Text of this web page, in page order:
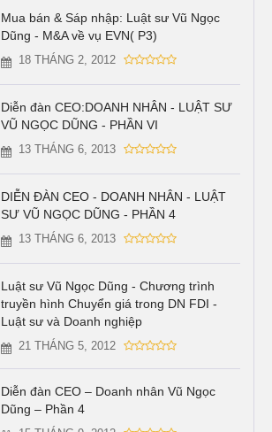
Mua bán & Sáp nhập: Luật sư Vũ Ngọc
Dũng - M&A về vụ EVN( P3)
18 THÁNG 2, 2012
Diễn đàn CEO:DOANH NHÂN - LUẬT SƯ
VŨ NGỌC DŨNG - PHẦN VI
13 THÁNG 6, 2013
DIỄN ĐÀN CEO - DOANH NHÂN - LUẬT
SƯ VŨ NGỌC DŨNG - PHẦN 4
13 THÁNG 6, 2013
Luật sư Vũ Ngọc Dũng - Chương trình
truyền hình Chuyển giá trong DN FDI -
Luật sư và Doanh nghiệp
21 THÁNG 5, 2012
Diễn đàn CEO – Doanh nhân Vũ Ngọc
Dũng – Phần 4